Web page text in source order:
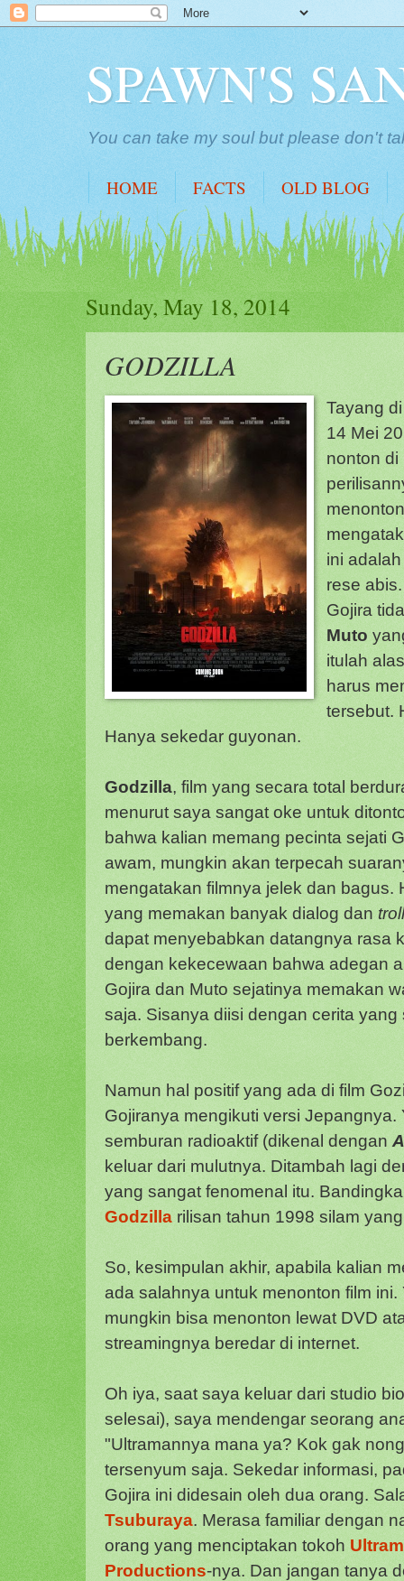
SPAWN'S
You can take my soul but please don't
HOME FACTS OLD BLOG
Sunday, May 18, 2014
GODZILLA
Tayang
14 Mei
nonton di
ini
rese
Gojira
Muto
itulah
harus
tersebut.
Hanya sekedar guyonan.
Godzilla, film yang secara total
menurut saya sangat oke untuk
bahwa kalian memang pecinta sejati
awam, mungkin akan terpecah
mengatakan filmnya jelek dan bagus.
yang memakan banyak dialog dan
dapat menyebabkan datangnya rasa
dengan kekecewaan bahwa adegan
Gojira dan Muto sejatinya memakan
saja. Sisanya diisi dengan cerita
berkembang.
Namun hal positif yang ada di film
Gojiranya mengikuti versi
semburan radioaktif (dikenal dengan
keluar dari mulutnya. Ditambah lagi
yang sangat fenomenal itu.
Godzilla rilisan tahun 1998 silam
So, kesimpulan akhir, apabila kalian
ada salahnya untuk menonton film
mungkin bisa menonton lewat DVD
streamingnya beredar di internet.
Oh iya, saat saya keluar dari studio
selesai), saya mendengar seorang
"Ultramannya mana ya? Kok gak
tersenyum saja. Sekedar informasi,
Gojira ini didesain oleh dua orang.
Tsuburaya. Merasa familiar dengan
orang yang menciptakan tokoh
Productions-nya. Dan jangan tanya